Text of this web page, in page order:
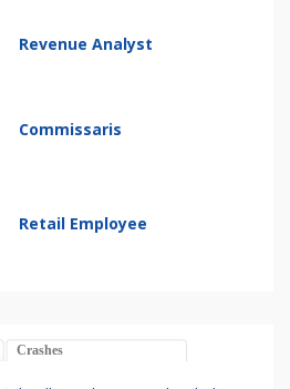
Revenue Analyst
Commissaris
Retail Employee
Crashes